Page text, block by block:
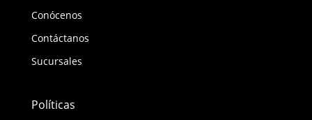
Conócenos
Contáctanos
Sucursales
Políticas